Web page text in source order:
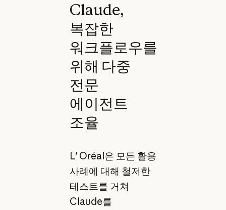
Claude,
복잡한
워크플로우를
위해 다중
전문
에이전트
조율
L' Oréal은 모든 활용
사례에 대해 철저한
테스트를 거쳐
Claude를